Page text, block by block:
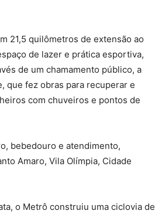
21,5 quilômetros de extensão ao
de lazer e prática esportiva,
de um chamamento público, a
que fez obras para recuperar e
com chuveiros e pontos de
bebedouro e atendimento,
Amaro, Vila Olímpia, Cidade
o Metrô construiu uma ciclovia de